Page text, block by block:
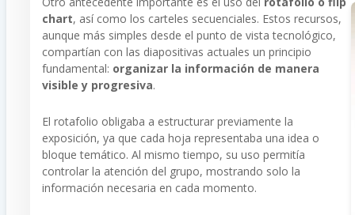
chart, así como los carteles secuenciales. Estos recursos,
aunque más simples desde el punto de vista tecnológico,
compartían con las diapositivas actuales un principio
fundamental: organizar la información de manera
visible y progresiva.
El rotafolio obligaba a estructurar previamente la
exposición, ya que cada hoja representaba una idea o
bloque temático. Al mismo tiempo, su uso permitía
controlar la atención del grupo, mostrando solo la
información necesaria en cada momento.